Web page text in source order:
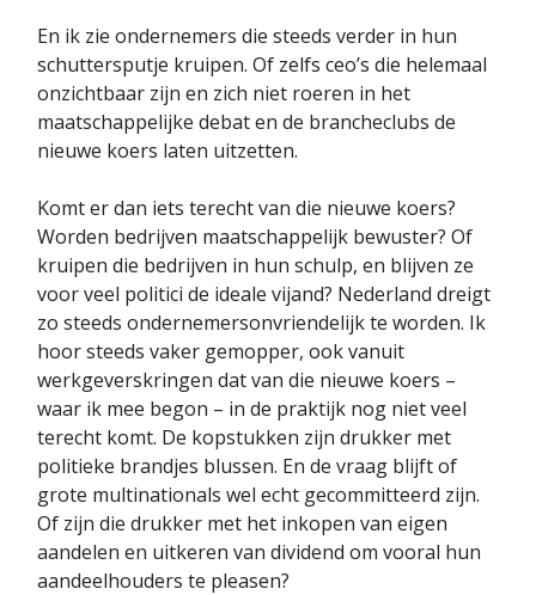
En ik zie ondernemers die steeds verder in hun
schuttersputje kruipen. Of zelfs ceo’s die helemaal
onzichtbaar zijn en zich niet roeren in het
maatschappelijke debat en de brancheclubs de
nieuwe koers laten uitzetten.
Komt er dan iets terecht van die nieuwe koers?
Worden bedrijven maatschappelijk bewuster? Of
kruipen die bedrijven in hun schulp, en blijven ze
voor veel politici de ideale vijand? Nederland dreigt
zo steeds ondernemersonvriendelijk te worden. Ik
hoor steeds vaker gemopper, ook vanuit
werkgeverskringen dat van die nieuwe koers –
waar ik mee begon – in de praktijk nog niet veel
terecht komt. De kopstukken zijn drukker met
politieke brandjes blussen. En de vraag blijft of
grote multinationals wel echt gecommitteerd zijn.
Of zijn die drukker met het inkopen van eigen
aandelen en uitkeren van dividend om vooral hun
aandeelhouders te pleasen?